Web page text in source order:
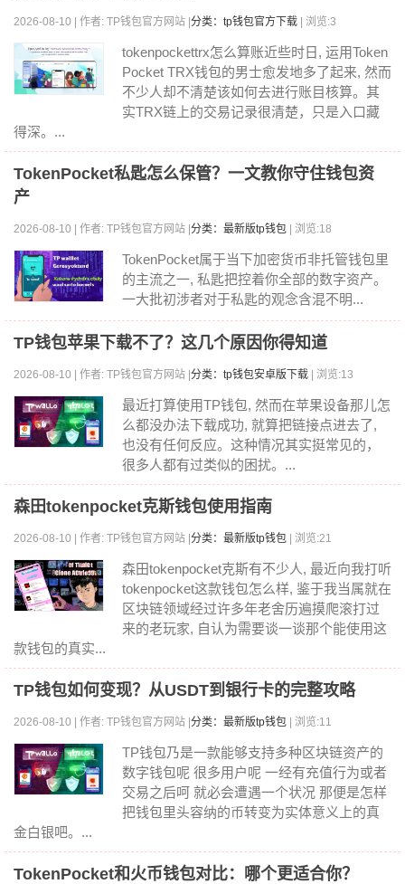
2026-08-10 | 作者: TP钱包官方网站 | 分类：tp钱包官方下载 | 浏览:3
tokenpockettrx怎么算账近些时日, 运用Token
Pocket TRX钱包的男士愈发地多了起来, 然而
不少人却不清楚该如何去进行账目核算。其
实TRX链上的交易记录很清楚，只是入口藏
得深。...
TokenPocket私匙怎么保管？一文教你守住钱包资
产
2026-08-10 | 作者: TP钱包官方网站 | 分类：最新版tp钱包 | 浏览:18
TokenPocket属于当下加密货币非托管钱包里
的主流之一, 私匙把控着你全部的数字资产。
一大批初涉者对于私匙的观念含混不明...
TP钱包苹果下载不了？这几个原因你得知道
2026-08-10 | 作者: TP钱包官方网站 | 分类：tp钱包安卓版下载 | 浏览:13
最近打算使用TP钱包, 然而在苹果设备那儿怎
么都没办法下载成功, 就算把链接点进去了,
也没有任何反应。这种情况其实挺常见的，
很多人都有过类似的困扰。...
森田tokenpocket克斯钱包使用指南
2026-08-10 | 作者: TP钱包官方网站 | 分类：最新版tp钱包 | 浏览:21
森田tokenpocket克斯有不少人, 最近向我打听
tokenpocket这款钱包怎么样, 鉴于我当属就在
区块链领域经过许多年老舍历遍摸爬滚打过
来的老玩家, 自认为需要谈一谈那个能使用这
款钱包的真实...
TP钱包如何变现？从USDT到银行卡的完整攻略
2026-08-10 | 作者: TP钱包官方网站 | 分类：最新版tp钱包 | 浏览:11
TP钱包乃是一款能够支持多种区块链资产的
数字钱包呢 很多用户呢 一经有充值行为或者
交易之后呵 就必会遭遇一个状况 那便是怎样
把钱包里头容纳的币转变为实体意义上的真
金白银吧。...
TokenPocket和火币钱包对比：哪个更适合你？